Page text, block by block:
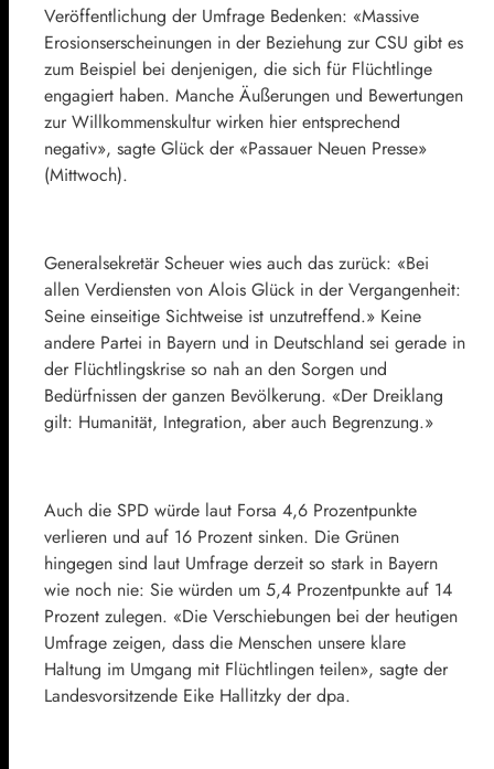
Veröffentlichung der Umfrage Bedenken: «Massive
Erosionserscheinungen in der Beziehung zur CSU gibt es
zum Beispiel bei denjenigen, die sich für Flüchtlinge
engagiert haben. Manche Äußerungen und Bewertungen
zur Willkommenskultur wirken hier entsprechend
negativ», sagte Glück der «Passauer Neuen Presse»
(Mittwoch).
Generalsekretär Scheuer wies auch das zurück: «Bei
allen Verdiensten von Alois Glück in der Vergangenheit:
Seine einseitige Sichtweise ist unzutreffend.» Keine
andere Partei in Bayern und in Deutschland sei gerade in
der Flüchtlingskrise so nah an den Sorgen und
Bedürfnissen der ganzen Bevölkerung. «Der Dreiklang
gilt: Humanität, Integration, aber auch Begrenzung.»
Auch die SPD würde laut Forsa 4,6 Prozentpunkte
verlieren und auf 16 Prozent sinken. Die Grünen
hingegen sind laut Umfrage derzeit so stark in Bayern
wie noch nie: Sie würden um 5,4 Prozentpunkte auf 14
Prozent zulegen. «Die Verschiebungen bei der heutigen
Umfrage zeigen, dass die Menschen unsere klare
Haltung im Umgang mit Flüchtlingen teilen», sagte der
Landesvorsitzende Eike Hallitzky der dpa.